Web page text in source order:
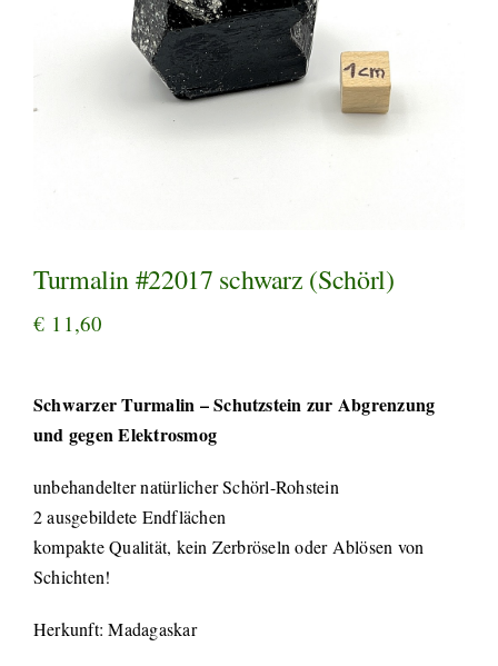
Turmalin #22017 schwarz (Schörl)
€ 11,60
Schwarzer Turmalin – Schutzstein zur Abgrenzung
und gegen Elektrosmog
unbehandelter natürlicher Schörl-Rohstein
2 ausgebildete Endflächen
kompakte Qualität, kein Zerbröseln oder Ablösen von
Schichten!
Herkunft: Madagaskar